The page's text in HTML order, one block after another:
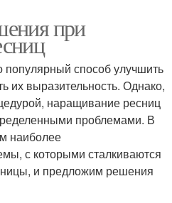
при
способ улучшить
их выразительность. Однако,
наращивание ресниц
проблемами. В
наиболее
с которыми сталкиваются
и предложим решения